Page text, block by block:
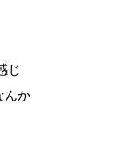
じ
んか